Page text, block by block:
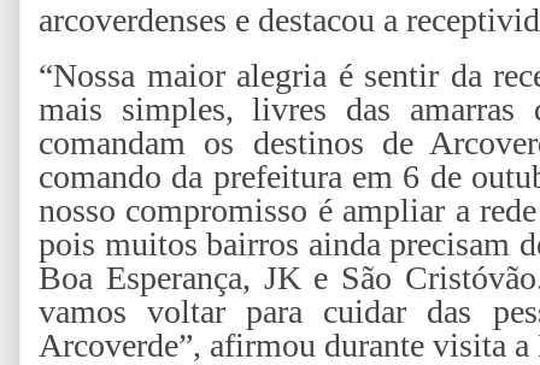
arcoverdenses e destacou a
“Nossa maior alegria é sentir da
mais simples, livres das
comandam os destinos de
comando da prefeitura em 6 de
nosso compromisso é ampliar a
pois muitos bairros ainda precisam
Boa Esperança, JK e São
vamos voltar para cuidar das
Arcoverde”, afirmou durante visita a